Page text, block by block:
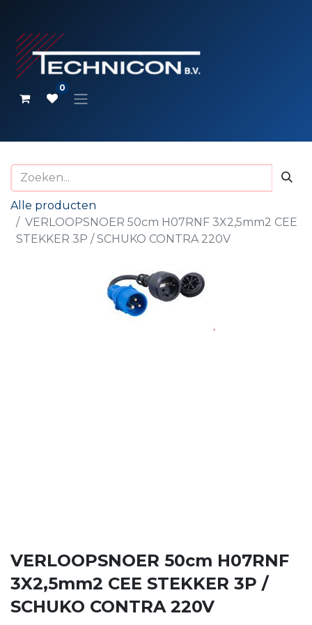
0
Alle producten
VERLOOPSNOER 50cm H07RNF 3X2,5mm2 CEE
STEKKER 3P / SCHUKO CONTRA 220V
VERLOOPSNOER 50cm H07RNF
3X2,5mm2 CEE STEKKER 3P /
SCHUKO CONTRA 220V